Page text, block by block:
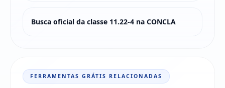
Busca oficial da classe 11.22-4 na CONCLA
FERRAMENTAS GRÁTIS RELACIONADAS